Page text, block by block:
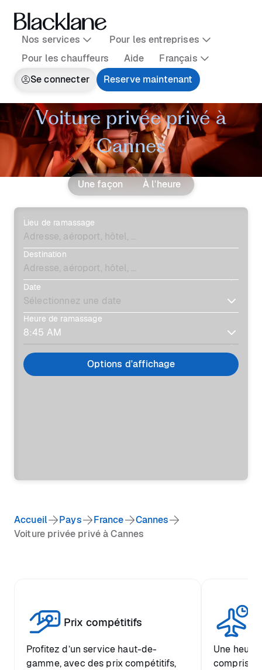
Nos services
Pour les entreprises
Pour les chauffeurs
Aide
Français
Se connecter
Reserve maintenant
Voiture privée privé à
Cannes
Une façon À l'heure
Lieu de ramassage
Destination
Date
Heure de ramassage
Options d'affichage
Accueil Pays France
Cannes
Voiture privée privé à Cannes
Prix compétitifs
Profitez d’un service haut-de-
gamme, avec des prix compétitifs,
Une heure
comprise